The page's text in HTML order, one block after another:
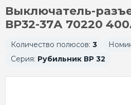
Выключатель-
ВР32-37А 70220
Количество полюсов: 3
Серия: Рубильник ВР 32